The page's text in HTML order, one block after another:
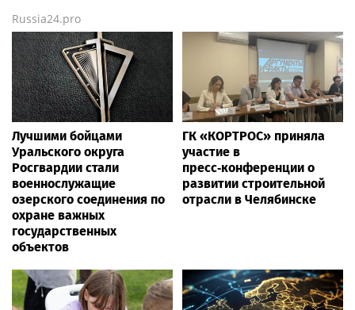
Russia24.pro
Лучшими бойцами
Уральского округа
Росгвардии стали
военнослужащие
озерского соединения по
охране важных
государственных
объектов
ГК «КОРТРОС» приняла
участие в
пресс‑конференции о
развитии строительной
отрасли в Челябинске